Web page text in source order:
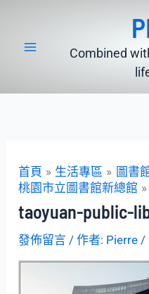
Combined
首頁 生活專區
圖書
桃園市立圖書館新總館
taoyuan-public-
發佈留言 / 作者: Pierre /